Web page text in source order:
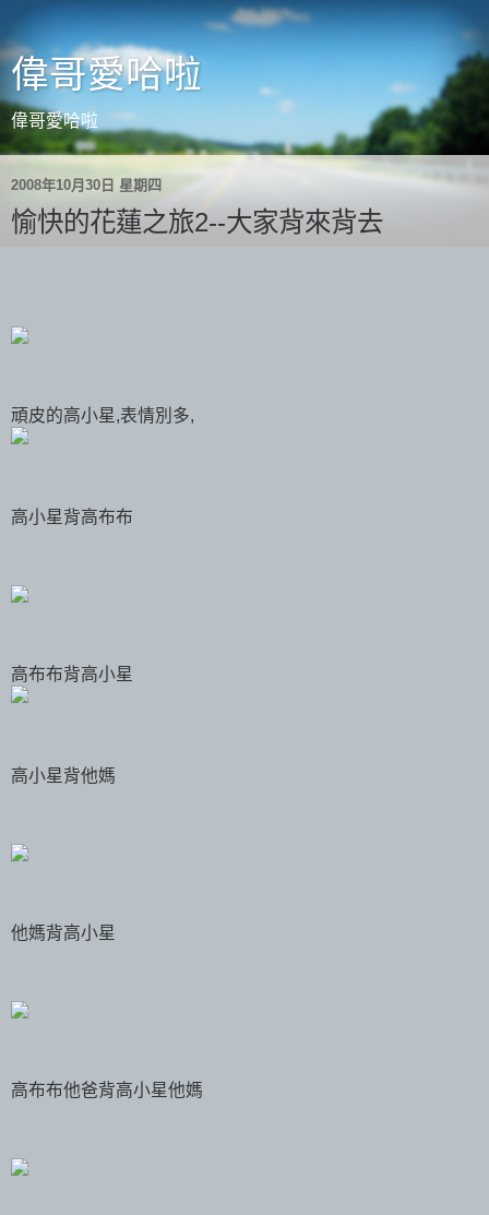
偉哥愛哈啦
偉哥愛哈啦
2008年10月30日 星期四
愉快的花蓮之旅2--大家背來背去
頑皮的高小星,表情別多,
高小星背高布布
高布布背高小星
高小星背他媽
他媽背高小星
高布布他爸背高小星他媽